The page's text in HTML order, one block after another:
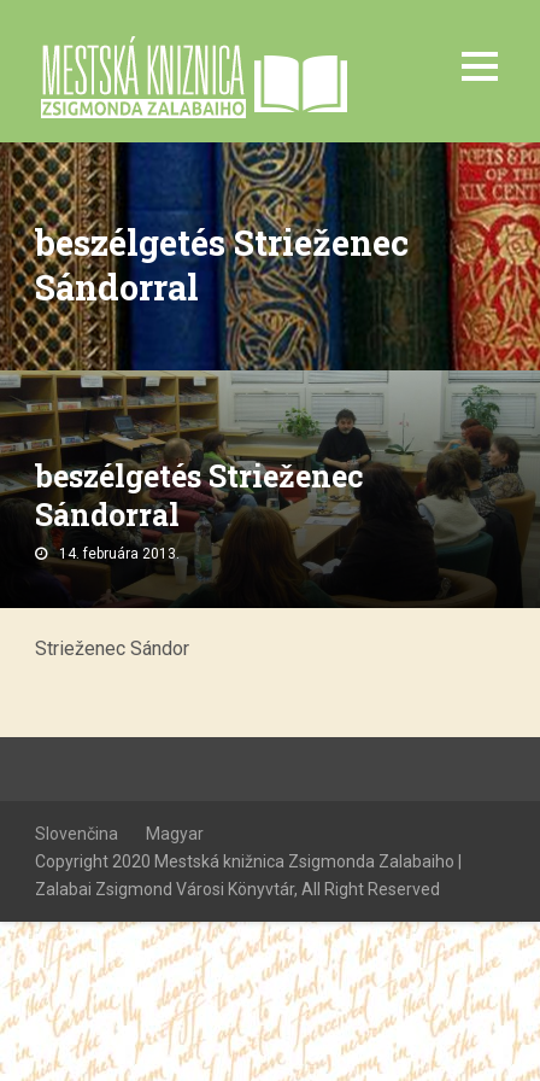
beszélgetés Strieženec
Sándorral
beszélgetés Strieženec
Sándorral
14. februára 2013.
Strieženec Sándor
Slovenčina
Magyar
Copyright 2020 Mestská knižnica Zsigmonda Zalabaiho |
Zalabai Zsigmond Városi Könyvtár, All Right Reserved